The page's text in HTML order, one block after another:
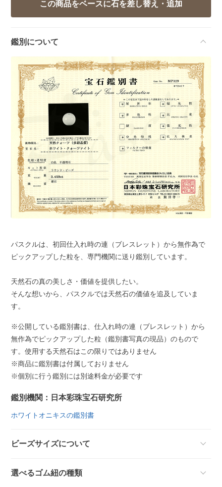
鑑別について
パスクルは、初回仕入れ時の連（ブレスレット）から無作為で
ピックアップした粒を、専門機関に送り鑑別しています。
天然石の真の美しさ・価値を提供したい。
そんな想いから、パスクルでは天然石の価値を追及していま
す。
※公開している鑑別書は、仕入れ時の連（ブレスレット）から
無作為でピックアップした粒（鑑別書写真の現品）のもので
す。使用する天然石はこの限りではありません
※商品に鑑別書は付属しておりません
※個別に行う鑑別には別途料金が必要です
鑑別機関：日本彩珠宝石研究所
ホワイトオニキスの鑑別書
ビーズサイズについて
選べるゴム紐の種類